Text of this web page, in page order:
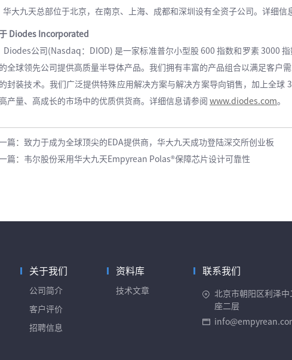
大九天总部位于北京，在南京、上海、成都和深圳设有全资子公司。详细信
Diodes Incorporated
公司(Nasdaq：DIOD) 是一家标准普尔小型股 600 指数和罗素 3000
全球领先公司提供高质量半导体产品。我们拥有丰富的产品组合以满足客户
封装技术。我们广泛提供特殊应用解决方案与解决方案导向销售，加上全球
产量、高成长的市场中的优质供货商。详细信息请参阅 www.diodes.com。
一篇 ： 致力于成为全球顶尖的EDA提供商，华大九天成功登陆深交所创业板
一篇 ： 韦尔股份采用华大九天Empyrean Polas®保障芯片设计可靠性
关于我们
公司简介
客户评价
招聘信息
资料库
技术文章
联系我们
北京市朝阳区利泽中
座二层